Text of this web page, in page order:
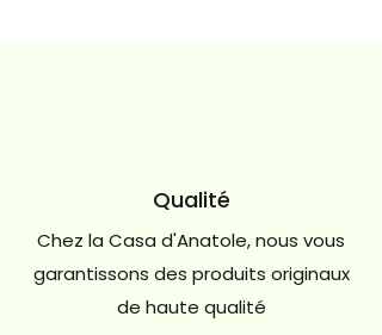
Qualité
Chez la Casa d'Anatole, nous vous
garantissons des produits originaux
de haute qualité